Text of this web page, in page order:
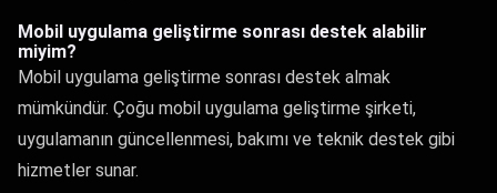
Mobil uygulama geliştirme sonrası destek alabilir
miyim?
Mobil uygulama geliştirme sonrası destek almak
mümkündür. Çoğu mobil uygulama geliştirme şirketi,
uygulamanın güncellenmesi, bakımı ve teknik destek gibi
hizmetler sunar.